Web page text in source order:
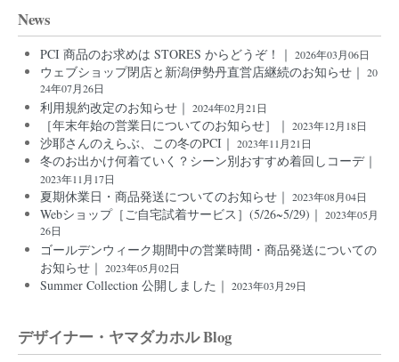
News
PCI 商品のお求めは STORES からどうぞ！｜ 2026年03月06日
ウェブショップ閉店と新潟伊勢丹直営店継続のお知らせ｜ 20
24年07月26日
利用規約改定のお知らせ｜ 2024年02月21日
［年末年始の営業日についてのお知らせ］｜ 2023年12月18日
沙耶さんのえらぶ、この冬のPCI｜ 2023年11月21日
冬のお出かけ何着ていく？シーン別おすすめ着回しコーデ｜
2023年11月17日
夏期休業日・商品発送についてのお知らせ｜ 2023年08月04日
Webショップ［ご自宅試着サービス］(5/26~5/29)｜ 2023年05月
26日
ゴールデンウィーク期間中の営業時間・商品発送についての
お知らせ｜ 2023年05月02日
Summer Collection 公開しました｜ 2023年03月29日
デザイナー・ヤマダカホル Blog